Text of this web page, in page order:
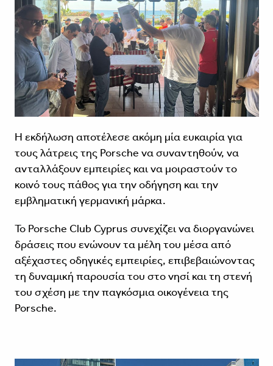
Η εκδήλωση αποτέλεσε ακόμη μία ευκαιρία για
τους λάτρεις της Porsche να συναντηθούν, να
ανταλλάξουν εμπειρίες και να μοιραστούν το
κοινό τους πάθος για την οδήγηση και την
εμβληματική γερμανική μάρκα.
Το Porsche Club Cyprus συνεχίζει να διοργανώνει
δράσεις που ενώνουν τα μέλη του μέσα από
αξέχαστες οδηγικές εμπειρίες, επιβεβαιώνοντας
τη δυναμική παρουσία του στο νησί και τη στενή
του σχέση με την παγκόσμια οικογένεια της
Porsche.